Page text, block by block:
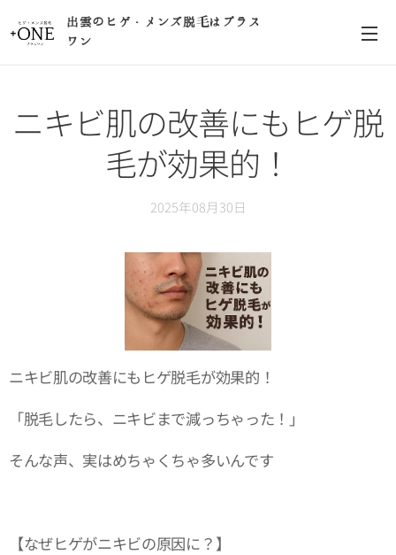
出雲のヒゲ・メンズ脱毛はプラス
ワン
ニキビ肌の改善にもヒゲ脱
毛が効果的！
2025年08月30日
ニキビ肌の改善にもヒゲ脱毛が効果的！
「脱毛したら、ニキビまで減っちゃった！」
そんな声、実はめちゃくちゃ多いんです
【なぜヒゲがニキビの原因に？】